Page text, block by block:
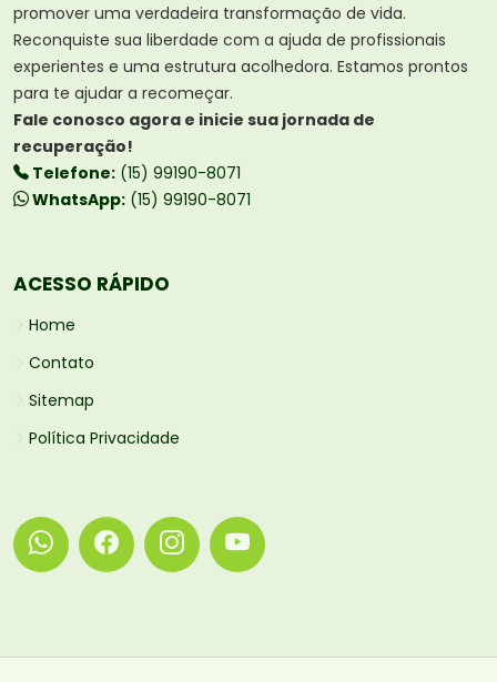
promover uma verdadeira transformação de vida.
Reconquiste sua liberdade com a ajuda de profissionais
experientes e uma estrutura acolhedora. Estamos prontos
para te ajudar a recomeçar.
Fale conosco agora e inicie sua jornada de
recuperação!
Telefone: (15) 99190-8071
WhatsApp: (15) 99190-8071
ACESSO RÁPIDO
Home
Contato
Sitemap
Política Privacidade